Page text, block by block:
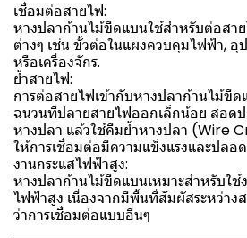
เชื่อมต่อสายไฟ:
หางปลาก้านไม้ขีดแบนใช้สำหรับต่อสา
ต่างๆ เช่น ขั้วต่อในแผงควบคุมไฟฟ้า,
หรือเครื่องจักร.
ย้ำสายไฟ:
การต่อสายไฟเข้ากับหางปลาก้านไม้ขี
ฉนวนที่ปลายสายไฟออกเล็กน้อย สอดป
หางปลา แล้วใช้คีมย้ำหางปลา (Wire
ให้การเชื่อมต่อมีความแข็งแรงและปลอ
งานกระแสไฟฟ้าสูง:
หางปลาก้านไม้ขีดแบนเหมาะสำหรับใ
ไฟฟ้าสูง เนื่องจากมีพื้นที่สัมผัสระหว่าง
ว่าการเชื่อมต่อแบบอื่นๆ